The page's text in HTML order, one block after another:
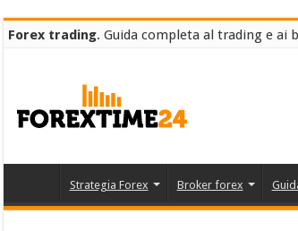
Forex trading. Guida completa al trading e ai
Strategia Forex Broker forex